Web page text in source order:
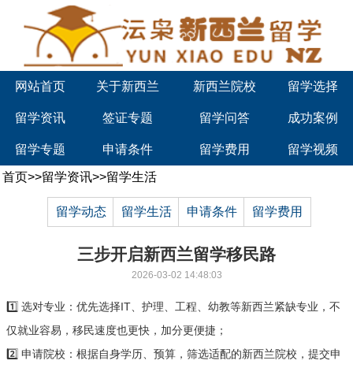
网站首页 关于新西兰 新西兰院校 留学选择
留学资讯 签证专题 留学问答 成功案例
留学专题 申请条件 留学费用 留学视频
首页>>留学资讯>>留学生活
留学动态 留学生活 申请条件 留学费用
三步开启新西兰留学移民路
2026-03-02 14:48:03
1️⃣ 选对专业：优先选择IT、护理、工程、幼教等新西兰紧缺专业，不
仅就业容易，移民速度也更快，加分更便捷；
2️⃣ 申请院校：根据自身学历、预算，筛选适配的新西兰院校，提交申